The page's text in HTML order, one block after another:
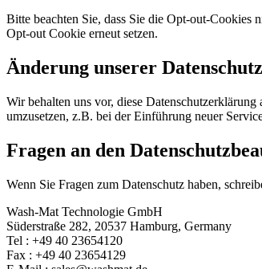
Bitte beachten Sie, dass Sie die Opt-out-Cookies
Opt-out Cookie erneut setzen.
Änderung unserer
Wir behalten uns vor, diese
umzusetzen, z.B. bei der Einführung neuer
Fragen an den
Wenn Sie Fragen zum Datenschutz haben,
Wash-Mat Technologie GmbH
Süderstraße 282, 20537 Hamburg, Germany
Tel : +49 40 23654120
Fax : +49 40 23654129